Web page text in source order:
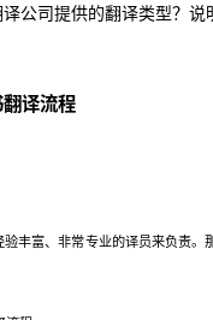
公司提供的翻译类型？说
译流程
富、非常专业的译员来负责。